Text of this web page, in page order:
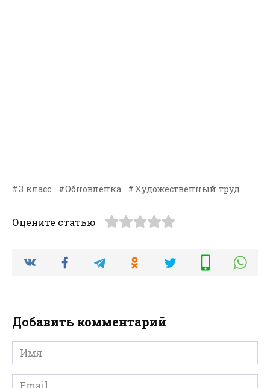
3 класс Обновленка Художественный труд
Оцените статью
Добавить комментарий
Имя
*
Email